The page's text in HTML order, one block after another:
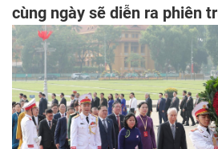
cùng ngày sẽ diễn ra phiên